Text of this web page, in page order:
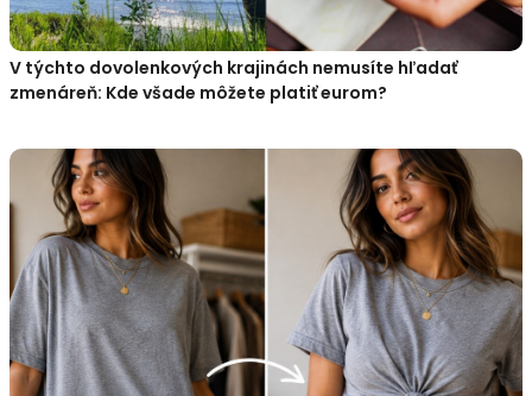
V týchto dovolenkových krajinách nemusíte hľadať
zmenáreň: Kde všade môžete platiť eurom?